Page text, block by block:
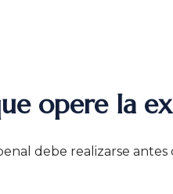
opere la
debe realizarse